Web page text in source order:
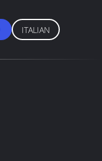
ITALIAN